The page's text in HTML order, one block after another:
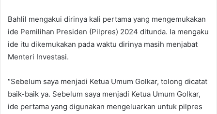
Bahlil mengakui dirinya kali pertama yang mengemukakan
ide Pemilihan Presiden (Pilpres) 2024 ditunda. Ia mengaku
ide itu dikemukakan pada waktu dirinya masih menjabat
Menteri Investasi.
“Sebelum saya menjadi Ketua Umum Golkar, tolong dicatat
baik-baik ya. Sebelum saya menjadi Ketua Umum Golkar,
ide pertama yang digunakan mengeluarkan untuk pilpres